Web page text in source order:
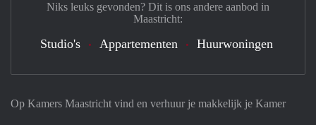
Op Kamers Maastricht vind en verhuur je makkelijk je Kamer
Niks leuks gevonden? Dit is ons andere aanbod in
Maastricht:
Studio's Appartementen Huurwoningen